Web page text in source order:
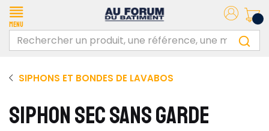
Menu
SIPHONS ET BONDES DE LAVABOS
SIPHON SEC SANS GARDE